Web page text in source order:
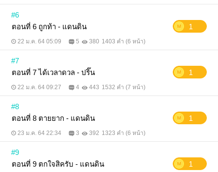
#6
ตอนที่ 6 ถูกท้า - แดนดิน
1
22 ม.ค. 64 05:09 5 380 1403 คำ (6 หน้า)
#7
ตอนที่ 7 ได้เวลาดวล - ปริ๊น
1
22 ม.ค. 64 09:27 4 443 1532 คำ (7 หน้า)
#8
ตอนที่ 8 ตายยาก - แดนดิน
1
23 ม.ค. 64 22:34 3 392 1323 คำ (6 หน้า)
#9
ตอนที่ 9 ตกใจสิครับ - แดนดิน
1